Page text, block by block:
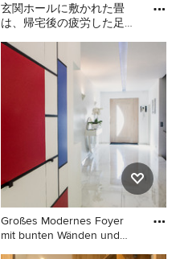
玄関ホールに敷かれた畳
は、帰宅後の疲労した足を
ースになりました。 ホール
Großer Eingang mit Korridor,
weißer Wandfarbe, Tatami-
Boden, Schiebetür,
hellbrauner Holzhaustür,
grünem Boden, Holzdecke
und Tapetenwänden in
Großes Modernes Foyer
mit bunten Wänden und